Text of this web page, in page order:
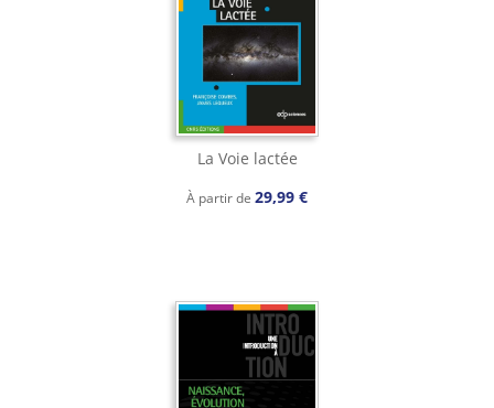
La Voie lactée
À partir de 29,99 €